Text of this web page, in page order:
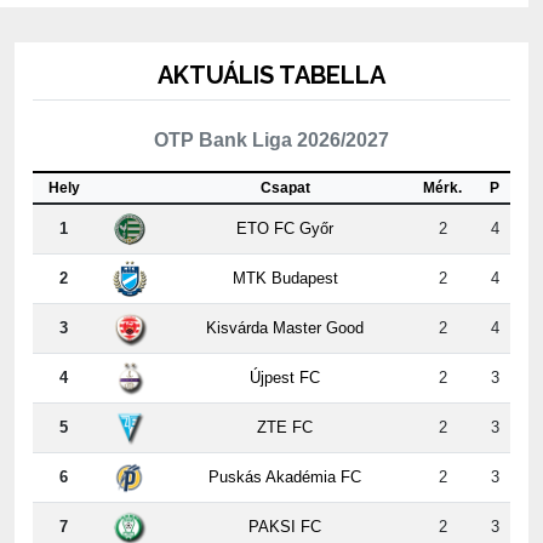
AKTUÁLIS TABELLA
OTP Bank Liga 2026/2027
Hely Csapat Mérk. P
1 ETO FC Győr 2 4
2 MTK Budapest 2 4
3 Kisvárda Master Good 2 4
4 Újpest FC 2 3
5 ZTE FC 2 3
6 Puskás Akadémia FC 2 3
7 PAKSI FC 2 3